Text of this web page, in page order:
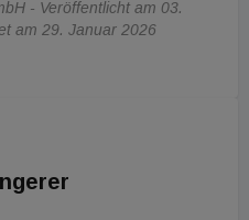
- Veröffentlicht am 03.
am 29. Januar 2026